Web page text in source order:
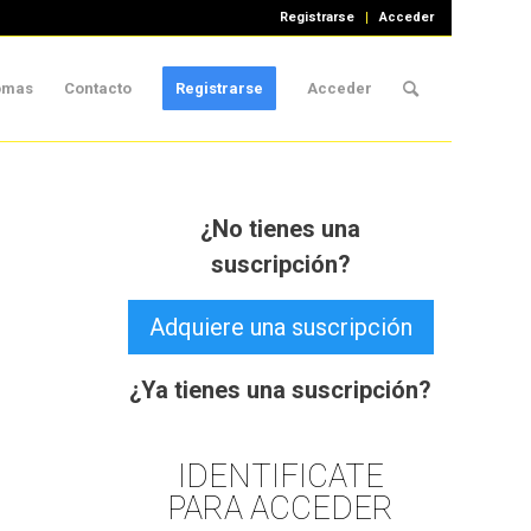
Registrarse Acceder
Contacto Registrarse Acceder
¿No tienes una
suscripción?
Adquiere una suscripción
¿Ya tienes una suscripción?
IDENTIFICATE
PARA ACCEDER